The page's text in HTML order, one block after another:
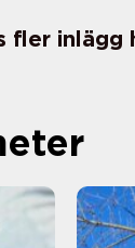
fler inlägg